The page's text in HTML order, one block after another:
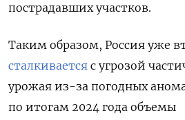
пострадавших участков.
Таким образом, Россия уже
сталкивается с угрозой
урожая из-за погодных
по итогам 2024 года объемы